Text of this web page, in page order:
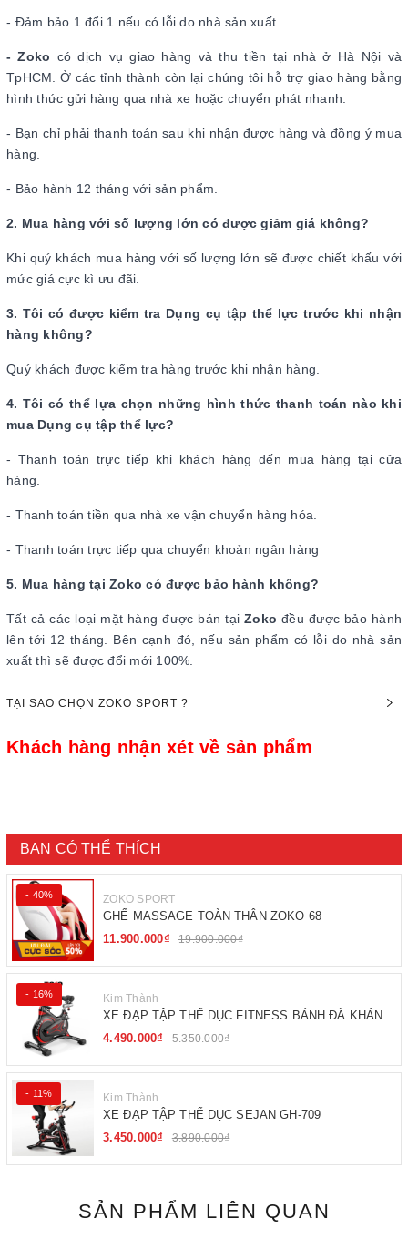
- Đảm bảo 1 đổi 1 nếu có lỗi do nhà sản xuất.
- Zoko có dịch vụ giao hàng và thu tiền tại nhà ở Hà Nội và
TpHCM. Ở các tỉnh thành còn lại chúng tôi hỗ trợ giao hàng bằng
hình thức gửi hàng qua nhà xe hoặc chuyển phát nhanh.
- Bạn chỉ phải thanh toán sau khi nhận được hàng và đồng ý mua
hàng.
- Bảo hành 12 tháng với sản phẩm.
2. Mua hàng với số lượng lớn có được giảm giá không?
Khi quý khách mua hàng với số lượng lớn sẽ được chiết khấu với
mức giá cực kì ưu đãi.
3. Tôi có được kiểm tra Dụng cụ tập thể lực trước khi nhận
hàng không?
Quý khách được kiểm tra hàng trước khi nhận hàng.
4. Tôi có thể lựa chọn những hình thức thanh toán nào khi
mua Dụng cụ tập thể lực?
- Thanh toán trực tiếp khi khách hàng đến mua hàng tại cửa
hàng.
- Thanh toán tiền qua nhà xe vận chuyển hàng hóa.
- Thanh toán trực tiếp qua chuyển khoản ngân hàng
5. Mua hàng tại Zoko có được bảo hành không?
Tất cả các loại mặt hàng được bán tạiZoko đều được bảo hành
lên tới 12 tháng. Bên cạnh đó, nếu sản phẩm có lỗi do nhà sản
xuất thì sẽ được đổi mới 100%.
TẠI SAO CHỌN ZOKO SPORT ?
Khách hàng nhận xét về sản phẩm
BẠN CÓ THỂ THÍCH
- 40% ZOKO SPORT
GHẾ MASSAGE TOÀN THÂN ZOKO 68
11.900.000₫
19.900.000₫
- 16% Kim Thành
XE ĐẠP TẬP THỂ DỤC FITNESS BÁNH ĐÀ KHÁNG
TỪ
4.490.000₫ 5.350.000₫
- 11% Kim Thành
XE ĐẠP TẬP THỂ DỤC SEJAN GH-709
3.450.000₫
3.890.000₫
SẢN PHẨM LIÊN QUAN